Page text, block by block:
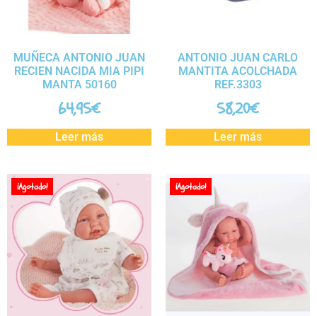
MUÑECA ANTONIO JUAN
RECIEN NACIDA MIA PIPI
MANTA 50160
64,95€
Leer más
ANTONIO JUAN CARLO
MANTITA ACOLCHADA
REF.3303
58,20€
Leer más
¡Agotado! ¡Agotado!